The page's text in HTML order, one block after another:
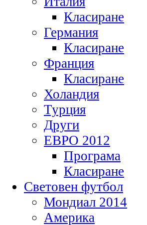
Класиране
Германия
Класиране
Франция
Класиране
Холандия
Турция
Други
ЕВРО 2012
Програма
Класиране
Световен футбол
Мондиал 2014
Америка